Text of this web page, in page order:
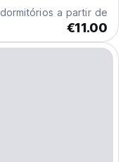
dormitórios a partir de
€11.00